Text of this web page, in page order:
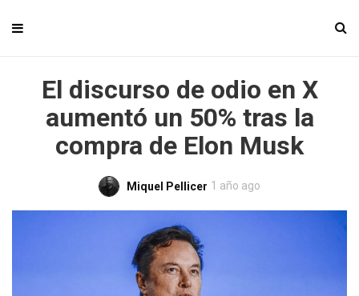
El discurso de odio en X
aumentó un 50% tras la
compra de Elon Musk
Miquel Pellicer 1 año ago